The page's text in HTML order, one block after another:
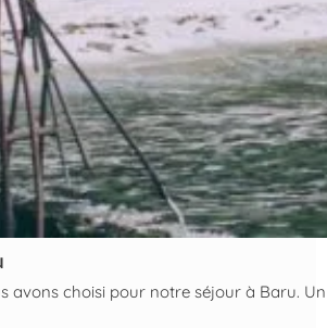
avons choisi pour notre séjour à Baru.